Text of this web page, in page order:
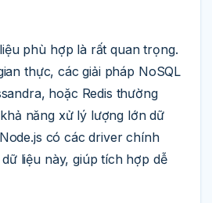
phù hợp là rất quan trọng.
thực, các giải pháp NoSQL
hoặc Redis thường
năng xử lý lượng lớn dữ
có các driver chính
liệu này, giúp tích hợp dễ